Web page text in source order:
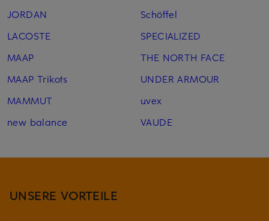
JORDAN
LACOSTE
MAAP
MAAP Trikots
MAMMUT
new balance
Schöffel
SPECIALIZED
THE NORTH FACE
UNDER ARMOUR
uvex
VAUDE
UNSERE VORTEILE